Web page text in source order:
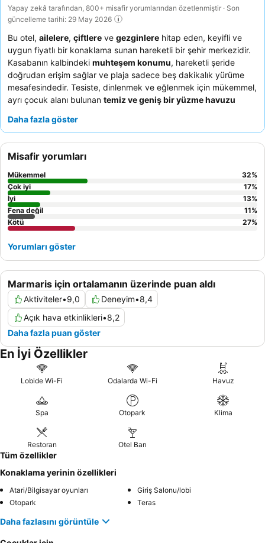
Yapay zekâ tarafından, 800+ misafir yorumlarından özetlenmiştir · Son
güncelleme tarihi: 29 May 2026
Bu otel, ailelere, çiftlere ve gezginlere hitap eden, keyifli ve
uygun fiyatlı bir konaklama sunan hareketli bir şehir merkezidir.
Kasabanın kalbindeki muhteşem konumu, hareketli şeride
doğrudan erişim sağlar ve plaja sadece beş dakikalık yürüme
mesafesindedir. Tesiste, dinlenmek ve eğlenmek için mükemmel,
ayrı çocuk alanı bulunan temiz ve geniş bir yüzme havuzu
cana yakın ve yardımsever personeli
övmektedir. Daha sakin bir konaklama için konuklara bahçeye
bakan bir oda talep etmeleri önerilir.
Daha fazla göster
Marmaris için ortalamanın üzerinde puan aldı
Aktiviteler•9,0 Deneyim•8,4
Açık hava etkinlikleri•8,2
Daha fazla puan göster
Misafir yorumları
Mükemmel 32%
Çok iyi
17%
İyi
13%
Fena değil
11%
Kötü
27%
Yorumları göster
En İyi Özellikler
Lobide Wi-Fi Odalarda Wi-Fi Havuz
Spa Otopark Klima
Restoran Otel Barı
Tüm özellikler
Konaklama yerinin özellikleri
Atari/Bilgisayar oyunları
Giriş Salonu/lobi
Otopark
Teras
Daha fazlasını görüntüle